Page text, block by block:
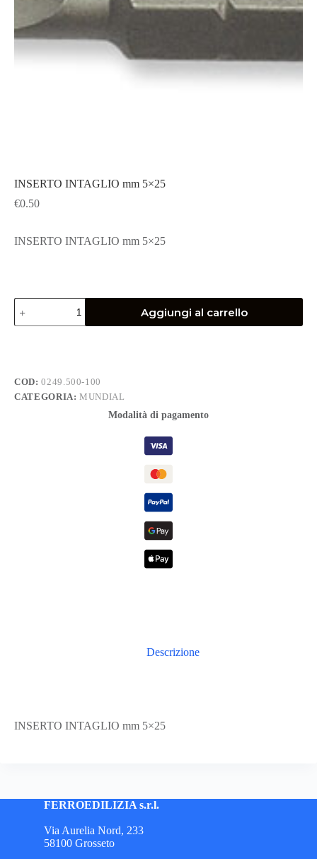
INSERTO INTAGLIO mm 5×25
€0.50
INSERTO INTAGLIO mm 5×25
INSERTO
INTAGLIO
mm
Aggiungi al carrello
COD:0249.500-100
CATEGORIA:MUNDIAL
Modalità di pagamento
Descrizione
INSERTO INTAGLIO mm 5×25
FERROEDILIZIA s.r.l.
Via Aurelia Nord, 233
58100 Grosseto